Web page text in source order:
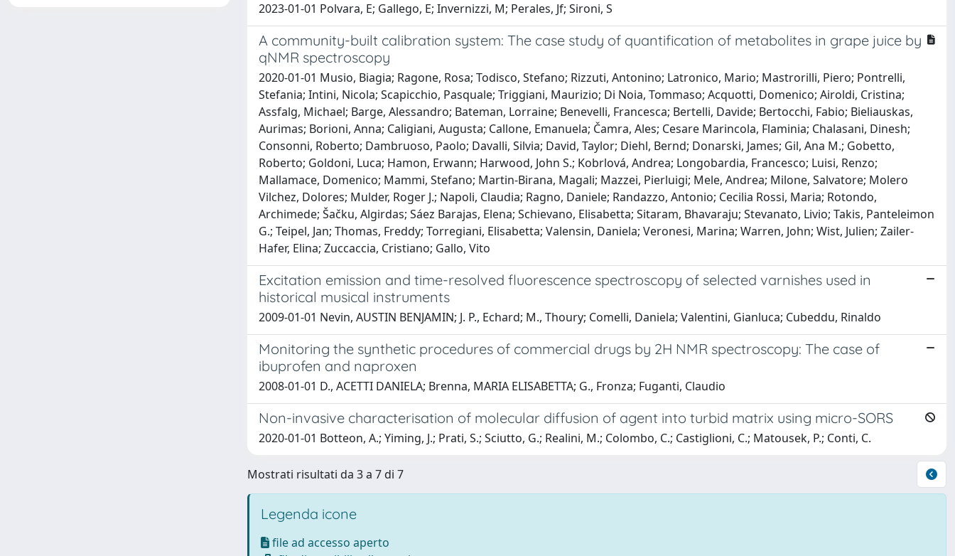
2023-01-01 Polvara, E; Gallego, E; Invernizzi, M; Perales, Jf; Sironi, S
A community-built calibration system: The case study of quantification of metabolites in grape juice by
qNMR spectroscopy
2020-01-01 Musio, Biagia; Ragone, Rosa; Todisco, Stefano; Rizzuti, Antonino; Latronico, Mario; Mastrorilli, Piero; Pontrelli,
Stefania; Intini, Nicola; Scapicchio, Pasquale; Triggiani, Maurizio; Di Noia, Tommaso; Acquotti, Domenico; Airoldi, Cristina;
Assfalg, Michael; Barge, Alessandro; Bateman, Lorraine; Benevelli, Francesca; Bertelli, Davide; Bertocchi, Fabio; Bieliauskas,
Aurimas; Borioni, Anna; Caligiani, Augusta; Callone, Emanuela; Čamra, Ales; Cesare Marincola, Flaminia; Chalasani, Dinesh;
Consonni, Roberto; Dambruoso, Paolo; Davalli, Silvia; David, Taylor; Diehl, Bernd; Donarski, James; Gil, Ana M.; Gobetto,
Roberto; Goldoni, Luca; Hamon, Erwann; Harwood, John S.; Kobrlová, Andrea; Longobardia, Francesco; Luisi, Renzo;
Mallamace, Domenico; Mammi, Stefano; Martin-Birana, Magali; Mazzei, Pierluigi; Mele, Andrea; Milone, Salvatore; Molero
Vilchez, Dolores; Mulder, Roger J.; Napoli, Claudia; Ragno, Daniele; Randazzo, Antonio; Cecilia Rossi, Maria; Rotondo,
Archimede; Šačku, Algirdas; Sáez Barajas, Elena; Schievano, Elisabetta; Sitaram, Bhavaraju; Stevanato, Livio; Takis, Panteleimon
G.; Teipel, Jan; Thomas, Freddy; Torregiani, Elisabetta; Valensin, Daniela; Veronesi, Marina; Warren, John; Wist, Julien; Zailer-
Hafer, Elina; Zuccaccia, Cristiano; Gallo, Vito
Excitation emission and time-resolved fluorescence spectroscopy of selected varnishes used in
historical musical instruments
2009-01-01 Nevin, AUSTIN BENJAMIN; J. P., Echard; M., Thoury; Comelli, Daniela; Valentini, Gianluca; Cubeddu, Rinaldo
Monitoring the synthetic procedures of commercial drugs by 2H NMR spectroscopy: The case of
ibuprofen and naproxen
2008-01-01 D., ACETTI DANIELA; Brenna, MARIA ELISABETTA; G., Fronza; Fuganti, Claudio
Non-invasive characterisation of molecular diffusion of agent into turbid matrix using micro-SORS
2020-01-01 Botteon, A.; Yiming, J.; Prati, S.; Sciutto, G.; Realini, M.; Colombo, C.; Castiglioni, C.; Matousek, P.; Conti, C.
Mostrati risultati da 3 a 7 di 7
Legenda icone
file ad accesso aperto